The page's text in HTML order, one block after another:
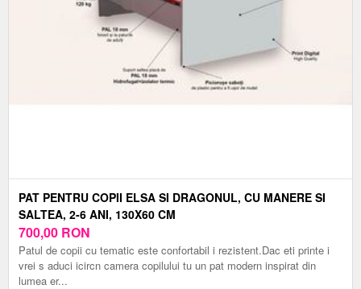
PAT PENTRU COPII ELSA SI DRAGONUL, CU MANERE SI
SALTEA, 2-6 ANI, 130X60 CM
700,00 RON
Patul de copii cu tematic este confortabil i rezistent.Dac eti printe i
vrei s aduci icircn camera copilului tu un pat modern inspirat din
lumea er...